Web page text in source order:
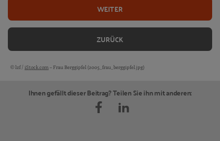
Ihr Motto: Offenheit und Engagement – Ihre
Chance: Relevanz und Authentizität
RKW Know-how und Publikationen
ZURÜCK
WEITER
Bildquellen und Copyright-Hinweise
© lzf / iStock.com – Frau Berggipfel (2005_frau_berggipfel.jpg)
Ihnen gefällt dieser Beitrag? Teilen Sie ihn mit anderen: